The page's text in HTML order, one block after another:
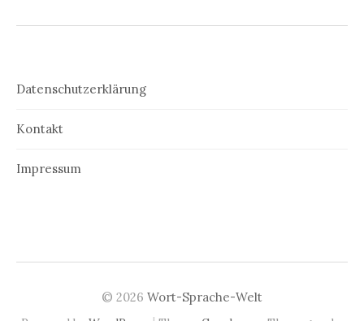
Datenschutzerklärung
Kontakt
Impressum
© 2026 Wort-Sprache-Welt